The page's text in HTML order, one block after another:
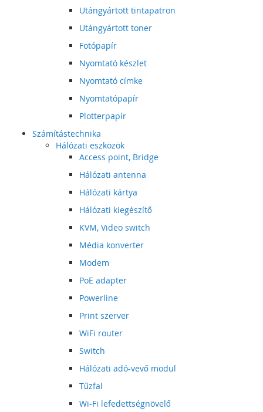
Utángyártott tintapatron
Utángyártott toner
Fotópapír
Nyomtató készlet
Nyomtató címke
Nyomtatópapír
Plotterpapír
Számítástechnika
Hálózati eszközök
Access point, Bridge
Hálózati antenna
Hálózati kártya
Hálózati kiegészítő
KVM, Video switch
Média konverter
Modem
PoE adapter
Powerline
Print szerver
WiFi router
Switch
Hálózati adó-vevő modul
Tűzfal
Wi-Fi lefedettségnövelő